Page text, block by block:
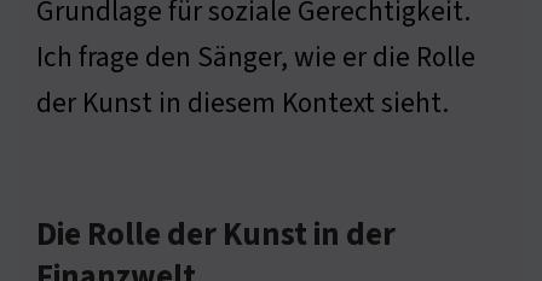
Grundlage für soziale Gerechtigkeit.
Ich frage den Sänger, wie er die Rolle
der Kunst in diesem Kontext sieht.
Die Rolle der Kunst in der